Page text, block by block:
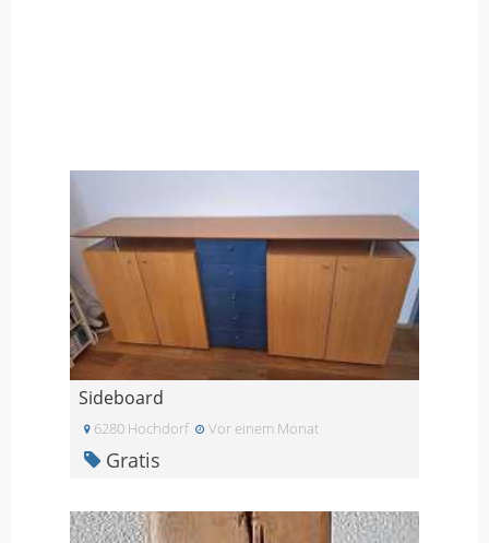
Sideboard
6280 Hochdorf Vor einem Monat
Gratis